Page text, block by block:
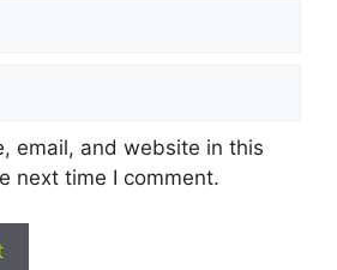
email, and website in this
next time I comment.